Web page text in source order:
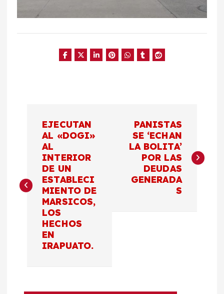
e
EJECUTAN
AL «DOGI»
AL
INTERIOR
DE UN
ESTABLECI
MIENTO DE
MARSICOS,
LOS
HECHOS
EN
IRAPUATO.
PANISTAS
SE ‘ECHAN
LA BOLITA’
POR LAS
DEUDAS
GENERADA
S